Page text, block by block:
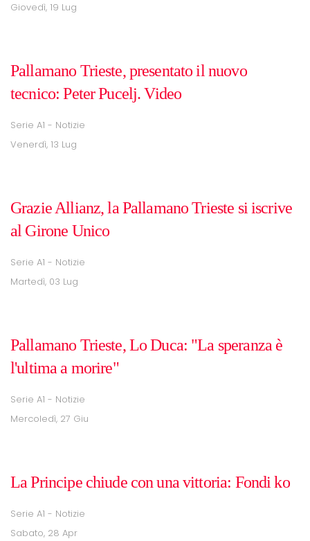
Giovedì, 19 Lug
Pallamano Trieste, presentato il nuovo
tecnico: Peter Pucelj. Video
Serie A1 - Notizie
Venerdì, 13 Lug
Grazie Allianz, la Pallamano Trieste si iscrive
al Girone Unico
Serie A1 - Notizie
Martedì, 03 Lug
Pallamano Trieste, Lo Duca: "La speranza è
l'ultima a morire"
Serie A1 - Notizie
Mercoledì, 27 Giu
La Principe chiude con una vittoria: Fondi ko
Serie A1 - Notizie
Sabato, 28 Apr